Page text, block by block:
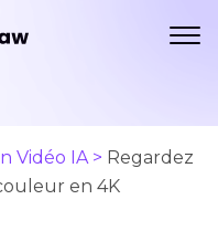
Vidéo IA > Regardez
en 4K